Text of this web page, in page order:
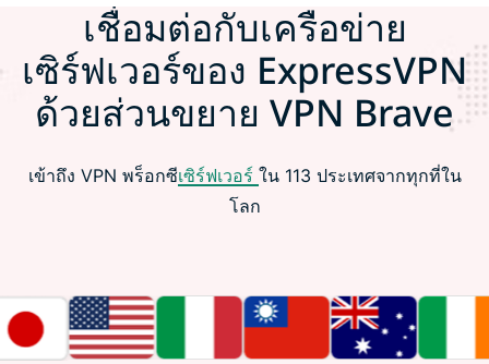
เชื่อมต่อกับเครือข่าย
เซิร์ฟเวอร์ของ ExpressVPN
ด้วยส่วนขยาย VPN Brave
เข้าถึง VPN พร็อกซีเซิร์ฟเวอร์ ใน 113 ประเทศจากทุกที่ใน
โลก